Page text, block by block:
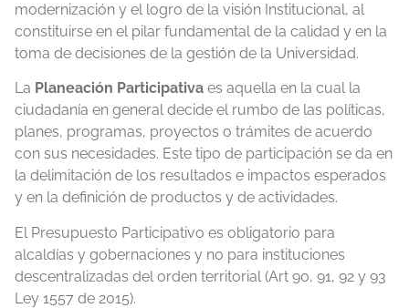
modernización y el logro de la visión Institucional, al
constituirse en el pilar fundamental de la calidad y en la
toma de decisiones de la gestión de la Universidad.
La Planeación Participativa es aquella en la cual la
ciudadanía en general decide el rumbo de las políticas,
planes, programas, proyectos o trámites de acuerdo
con sus necesidades. Este tipo de participación se da en
la delimitación de los resultados e impactos esperados
y en la definición de productos y de actividades.
El Presupuesto Participativo es obligatorio para
alcaldías y gobernaciones y no para instituciones
descentralizadas del orden territorial (Art 90, 91, 92 y 93
Ley 1557 de 2015).